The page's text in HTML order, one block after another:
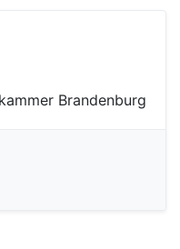
Brandenburg